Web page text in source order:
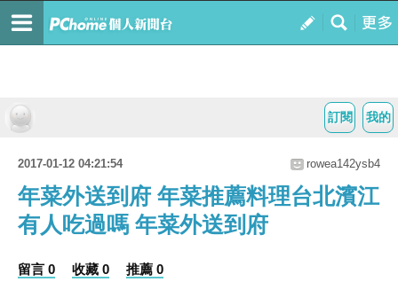
我的
訂閱
2017-01-12 04:21:54 rowea142ysb4
年菜外送到府 年菜推薦料理台北濱江
有人吃過嗎 年菜外送到府
留言 0 收藏 0 推薦 0